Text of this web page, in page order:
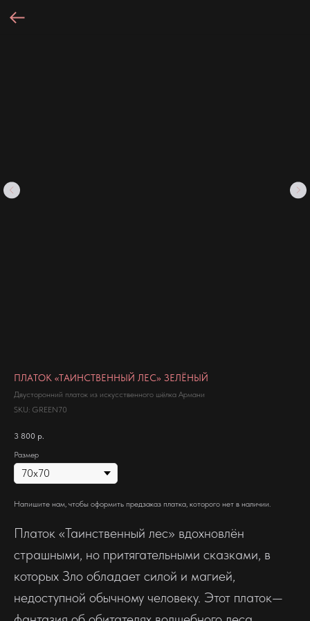
ПЛАТОК «ТАИНСТВЕННЫЙ ЛЕС» ЗЕЛЁНЫЙ
Двусторонний платок из искусственного шёлка Армани
SKU: GREEN70
3 800 р.
Размер
Напишите нам, чтобы оформить предзаказ платка, которого нет в наличии.
Платок «Таинственный лес» вдохновлён
страшными, но притягательными сказками, в
которых Зло обладает силой и магией,
недоступной обычному человеку. Этот платок—